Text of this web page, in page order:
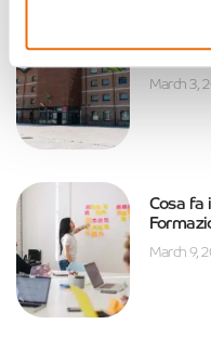
e come
March 3,
Cosa fa
March 9,